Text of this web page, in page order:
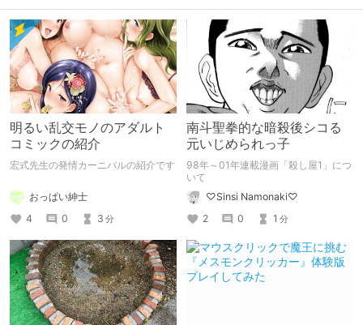
明るい乱交モノのアダルト
コミックの紹介
宏式先生の発情カーニバルの紹介です
おっぱい紳士
4
0 3 分
南斗聖拳的な暗殺後シコる
元いじめられっ子
98年～01年連載漫画「殺し屋1」につ
いて
♡Sinsi Namonaki♡
2
0 1 分